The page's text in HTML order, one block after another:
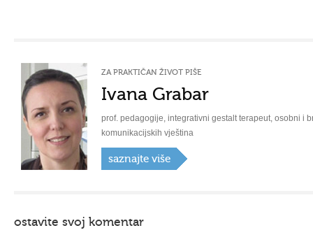
ZA PRAKTIČAN ŽIVOT PIŠE
Ivana Grabar
prof. pedagogije, integrativni gestalt terapeut, osobni i
komunikacijskih vještina
saznajte više
ostavite svoj komentar